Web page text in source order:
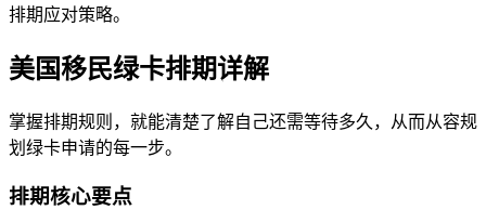
排期应对策略。
美国移民绿卡排期详解
掌握排期规则，就能清楚了解自己还需等待多久，从而从容规
划绿卡申请的每一步。
排期核心要点